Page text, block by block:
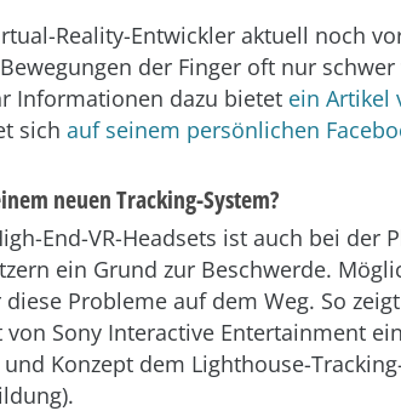
Reality-Entwickler aktuell noch
der Finger oft nur
Informationen dazu bietet ein Artikel
sich auf seinem persönlichen
neuen Tracking-System?
End-VR-Headsets ist auch bei der
ein Grund zur Beschwerde.
Probleme auf dem Weg. So
Sony Interactive Entertainment
Konzept dem Lighthouse-